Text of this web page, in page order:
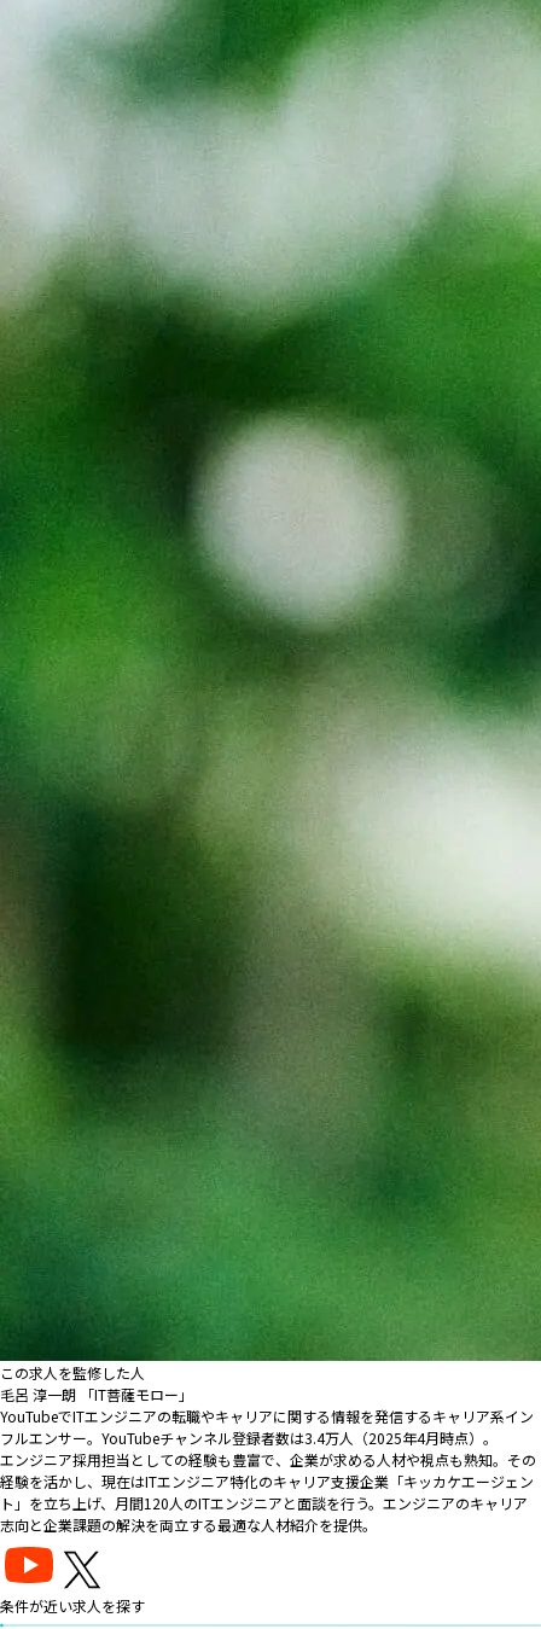
この求人を監修した人
毛呂 淳一朗 「IT菩薩モロー」
YouTubeでITエンジニアの転職やキャリアに関する情報を発信するキャリア系イン
フルエンサー。YouTubeチャンネル登録者数は3.4万人（2025年4月時点）。
エンジニア採用担当としての経験も豊富で、企業が求める人材や視点も熟知。その
経験を活かし、現在はITエンジニア特化のキャリア支援企業「キッカケエージェン
ト」を立ち上げ、月間120人のITエンジニアと面談を行う。エンジニアのキャリア
志向と企業課題の解決を両立する最適な人材紹介を提供。
条件が近い求人を探す